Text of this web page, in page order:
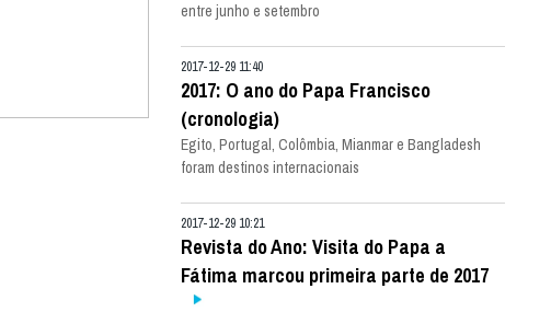
entre junho e setembro
2017-12-29 11:40
2017: O ano do Papa Francisco
(cronologia)
Egito, Portugal, Colômbia, Mianmar e Bangladesh
foram destinos internacionais
2017-12-29 10:21
Revista do Ano: Visita do Papa a
Fátima marcou primeira parte de 2017